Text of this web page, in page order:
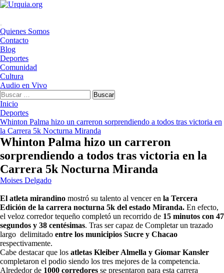
Saltar
Menú
principal
Quienes Somos
Contacto
Blog
Deportes
Comunidad
Cultura
Audio en Vivo
Buscar:
Inicio
Deportes
Whinton Palma hizo un carreron sorprendiendo a todos tras victoria en
la Carrera 5k Nocturna Miranda
Whinton Palma hizo un carreron
sorprendiendo a todos tras victoria en la
Carrera 5k Nocturna Miranda
Moises Delgado
El atleta mirandino mostró su talento al vencer en la Tercera
Edición de la carrera nocturna 5k del estado Miranda. En efecto,
el veloz corredor tequeño completó un recorrido de 15 minutos con 47
segundos y 38 centésimas. Tras ser capaz de Completar un trazado
largo delimitado entre los municipios Sucre y Chacao
respectivamente.
Cabe destacar que los atletas Kleiber Almella y Giomar Kansler
completaron el podio siendo los tres mejores de la competencia.
Alrededor de 1000 corredores se presentaron para esta carrera